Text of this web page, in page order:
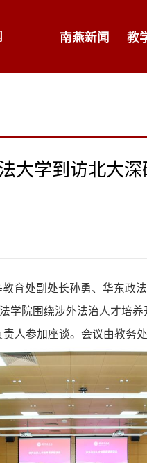
南燕新闻 教
大学到访北大深
育处副处长孙勇、华东政
学院围绕涉外法治人才培
人参加座谈。会议由教务